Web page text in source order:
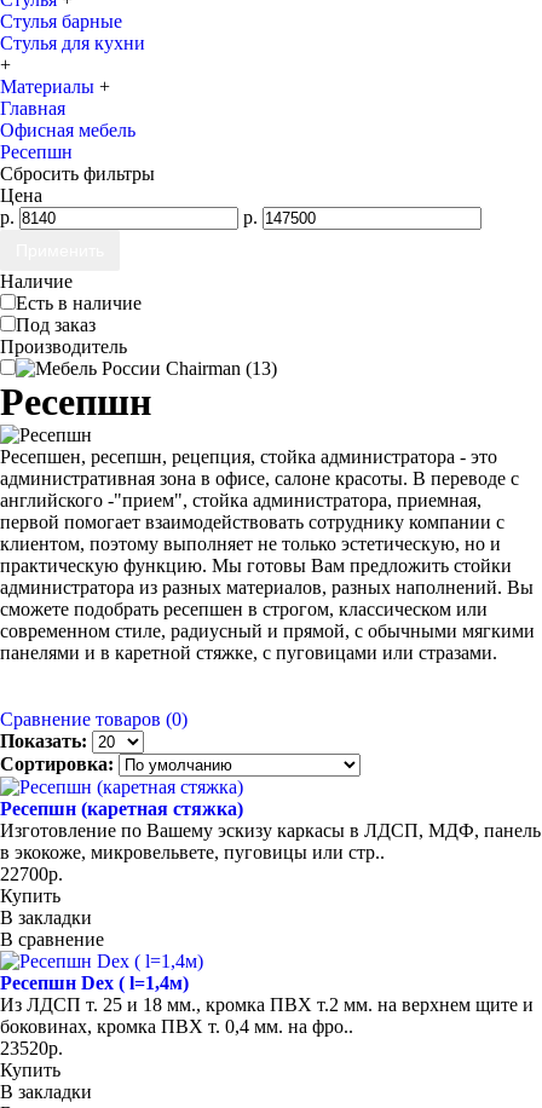
Стулья барные
Стулья для кухни
+
Материалы +
Главная
Офисная мебель
Ресепшн
Сбросить фильтры
Цена
р.
р.
Наличие
Есть в наличие
Под заказ
Производитель
Ресепшн
Ресепшен, ресепшн, рецепция, стойка администратора - это
административная зона в офисе, салоне красоты. В переводе с
английского -"прием", стойка администратора, приемная,
первой помогает взаимодействовать сотруднику компании с
клиентом, поэтому выполняет не только эстетическую, но и
практическую функцию. Мы готовы Вам предложить стойки
администратора из разных материалов, разных наполнений. Вы
сможете подобрать ресепшен в строгом, классическом или
современном стиле, радиусный и прямой, с обычными мягкими
панелями и в каретной стяжке, с пуговицами или стразами.
Сравнение товаров (0)
Показать:
Сортировка:
Ресепшн (каретная стяжка)
Изготовление по Вашему эскизу каркасы в ЛДСП, МДФ, панель
в экокоже, микровельвете, пуговицы или стр..
22700р.
Купить
В закладки
В сравнение
Ресепшн Dex ( l=1,4м)
Из ЛДСП т. 25 и 18 мм., кромка ПВХ т.2 мм. на верхнем щите и
боковинах, кромка ПВХ т. 0,4 мм. на фро..
23520р.
Купить
В закладки